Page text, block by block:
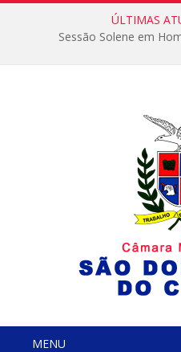
ÚLTIMAS
Sessão Solene em
MENU